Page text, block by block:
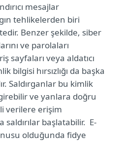
mesajlar
tehlikelerden biri
Benzer şekilde, siber
ve parolaları
sayfaları veya aldatıcı
bilgisi hırsızlığı da başka
Saldırganlar bu kimlik
ve yanlara doğru
verilere erişim
saldırılar başlatabilir. E-
olduğunda fidye